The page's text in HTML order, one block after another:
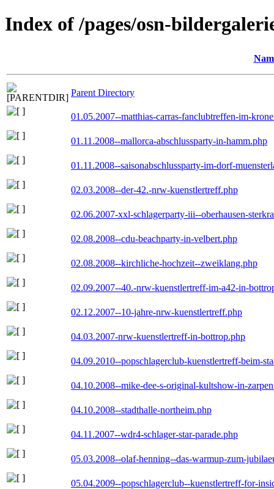
Index of /pages/osn-
Parent Directory
01.05.2007--matthias-carras-fanclubtreffen-im-
01.11.2008--mallorca-abschlussparty-in-hamm.php
01.11.2008--saisonabschlussparty-im-dorf-
02.03.2008--der-42.-nrw-kuenstlertreff.php
02.06.2007-xxl-schlagerparty-iii--oberhausen-
02.08.2008--cdu-beachparty-in-velbert.php
02.08.2008--kirchliche-hochzeit--zweiklang.php
02.09.2007--40.-nrw-kuenstlertreff-im-a42-in-
02.12.2007--10-jahre-nrw-kuenstlertreff.php
04.03.2007-nrw-kuenstlertreff-in-bottrop.php
04.09.2010--popschlagerclub-kuenstlertreff-beim-
04.10.2008--mike-dee-s-original-kultshow-in-
04.10.2008--stadthalle-northeim.php
04.11.2007--wdr4-schlager-star-parade.php
05.03.2008--olaf-henning--das-warmup-zum-
05.04.2009--popschlagerclub--kuenstlertreff-for-